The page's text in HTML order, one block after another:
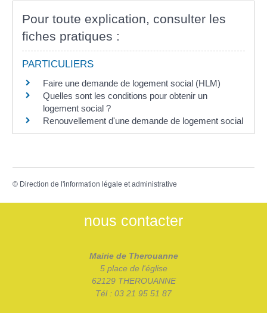
Pour toute explication, consulter les
fiches pratiques :
PARTICULIERS
Faire une demande de logement social (HLM)
Quelles sont les conditions pour obtenir un
logement social ?
Renouvellement d'une demande de logement social
© Direction de l'information légale et administrative
nous contacter
Mairie de Therouanne
5 place de l'église
62129 THEROUANNE
Tél : 03 21 95 51 87